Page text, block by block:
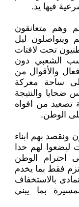
فيها يد.
وهم متعانقون
ويتواصلون ليل
تحت لافتات
الشعبي دون
والأقوال من
ساحة معركة
ضحايا والنتيجة
تصعيد من افواه
الوطن.
ونقصد بهم ابناء
ليضعوا لهم حدا
احترام الوطن
فقط بما يخدم
بالاستخفاف
بما يبني